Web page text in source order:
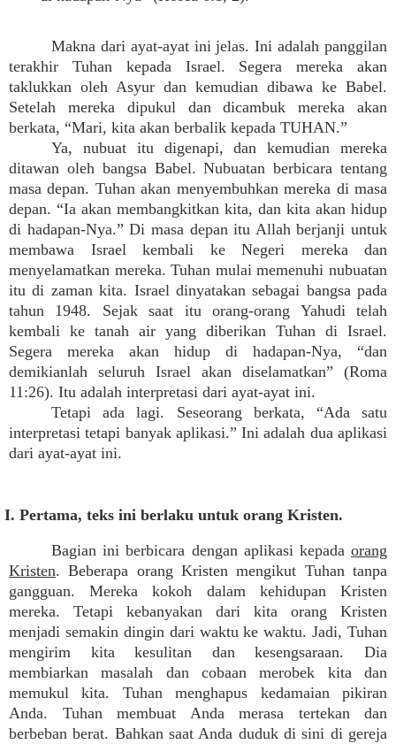
Makna dari ayat-ayat ini jelas. Ini adalah panggilan
terakhir Tuhan kepada Israel. Segera mereka akan
taklukkan oleh Asyur dan kemudian dibawa ke Babel.
Setelah mereka dipukul dan dicambuk mereka akan
berkata, “Mari, kita akan berbalik kepada TUHAN.”
Ya, nubuat itu digenapi, dan kemudian mereka
ditawan oleh bangsa Babel. Nubuatan berbicara tentang
masa depan. Tuhan akan menyembuhkan mereka di masa
depan. “Ia akan membangkitkan kita, dan kita akan hidup
di hadapan-Nya.” Di masa depan itu Allah berjanji untuk
membawa Israel kembali ke Negeri mereka dan
menyelamatkan mereka. Tuhan mulai memenuhi nubuatan
itu di zaman kita. Israel dinyatakan sebagai bangsa pada
tahun 1948. Sejak saat itu orang-orang Yahudi telah
kembali ke tanah air yang diberikan Tuhan di Israel.
Segera mereka akan hidup di hadapan-Nya, “dan
demikianlah seluruh Israel akan diselamatkan” (Roma
11:26). Itu adalah interpretasi dari ayat-ayat ini.
Tetapi ada lagi. Seseorang berkata, “Ada satu
interpretasi tetapi banyak aplikasi.” Ini adalah dua aplikasi
dari ayat-ayat ini.
I. Pertama, teks ini berlaku untuk orang Kristen.
Bagian ini berbicara dengan aplikasi kepada orang
Kristen. Beberapa orang Kristen mengikut Tuhan tanpa
gangguan. Mereka kokoh dalam kehidupan Kristen
mereka. Tetapi kebanyakan dari kita orang Kristen
menjadi semakin dingin dari waktu ke waktu. Jadi, Tuhan
mengirim kita kesulitan dan kesengsaraan. Dia
membiarkan masalah dan cobaan merobek kita dan
memukul kita. Tuhan menghapus kedamaian pikiran
Anda. Tuhan membuat Anda merasa tertekan dan
berbeban berat. Bahkan saat Anda duduk di sini di gereja